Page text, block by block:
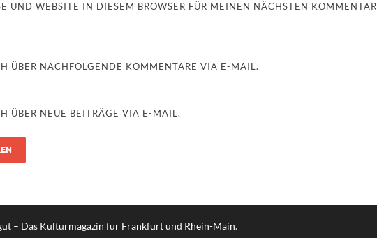
UND WEBSITE IN DIESEM BROWSER FÜR MEINEN NÄCHSTEN KOMMENTAR
ÜBER NACHFOLGENDE KOMMENTARE VIA E-MAIL.
ÜBER NEUE BEITRÄGE VIA E-MAIL.
– Das Kulturmagazin für Frankfurt und Rhein-Main.